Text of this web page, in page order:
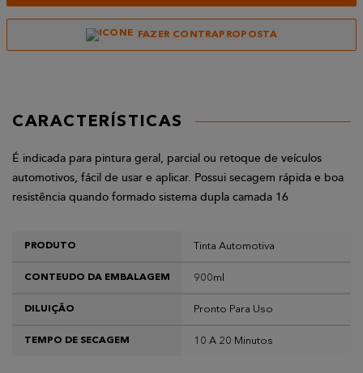
FAZER CONTRAPROPOSTA
CARACTERÍSTICAS
É indicada para pintura geral, parcial ou retoque de veículos
automotivos, fácil de usar e aplicar. Possui secagem rápida e boa
resistência quando formado sistema dupla camada 16
PRODUTO Tinta Automotiva
CONTEUDO DA EMBALAGEM 900ml
DILUIÇÃO Pronto Para Uso
TEMPO DE SECAGEM 10 A 20 Minutos